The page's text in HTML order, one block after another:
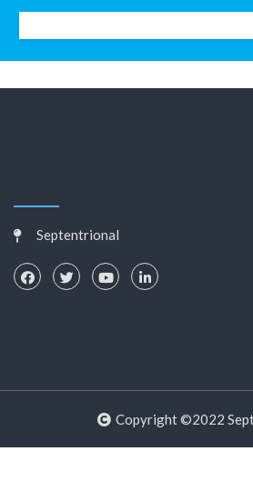
Septentrional
Copyright ©2022